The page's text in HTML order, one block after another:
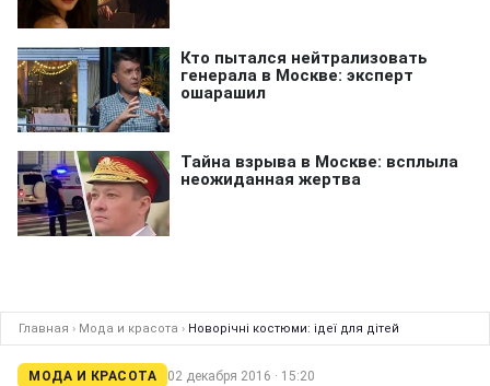
Главная › Мода и красота › Новорічні костюми: ідеї для дітей
МОДА И КРАСОТА 02 декабря 2016 · 15:20